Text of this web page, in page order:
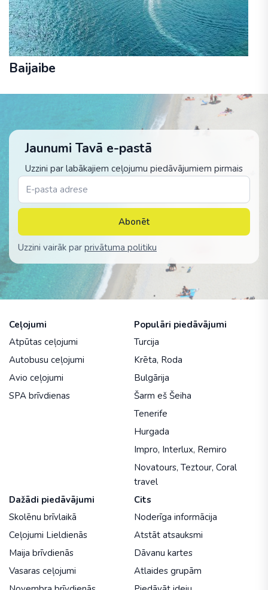
Baijaibe
Jaunumi Tavā e-pastā
Uzzini par labākajiem ceļojumu piedāvājumiem pirmais
Abonēt
Uzzini vairāk par privātuma politiku
Ceļojumi
Atpūtas ceļojumi
Autobusu ceļojumi
Avio ceļojumi
SPA brīvdienas
Populāri piedāvājumi
Turcija
Krēta, Roda
Bulgārija
Šarm eš Šeiha
Tenerife
Hurgada
Impro, Interlux, Remiro
Novatours, Teztour, Coral
travel
Dažādi piedāvājumi
Skolēnu brīvlaikā
Ceļojumi Lieldienās
Maija brīvdienās
Vasaras ceļojumi
Cits
Noderīga informācija
Atstāt atsauksmi
Dāvanu kartes
Atlaides grupām